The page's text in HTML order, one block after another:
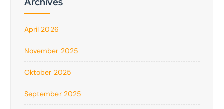
April 2026
November 2025
Oktober 2025
September 2025